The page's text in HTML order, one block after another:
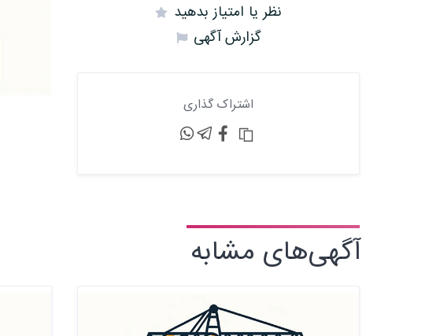
نظر یا امتیاز بدهید
گزارش آگهی
اشتراک گذاری
آگهی‌های مشابه